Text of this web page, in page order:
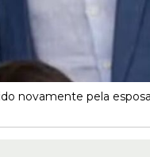
novamente pela